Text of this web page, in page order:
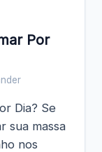
Por
Dia? Se
sua massa
nos